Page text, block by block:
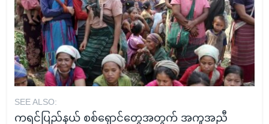
SEE ALSO:
ကရင်ပြည်နယ် စစ်ရှောင်တွေအတွက် အကူအညီ